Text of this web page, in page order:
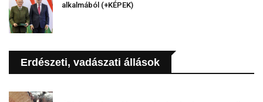
alkalmából (+KÉPEK)
Erdészeti, vadászati állások